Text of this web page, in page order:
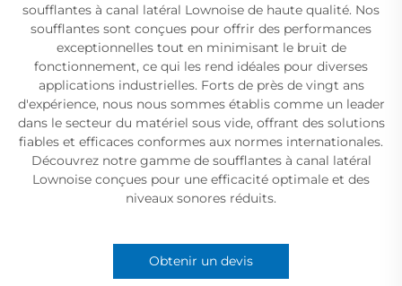
soufflantes à canal latéral Lownoise de haute qualité. Nos
soufflantes sont conçues pour offrir des performances
exceptionnelles tout en minimisant le bruit de
fonctionnement, ce qui les rend idéales pour diverses
applications industrielles. Forts de près de vingt ans
d'expérience, nous nous sommes établis comme un leader
dans le secteur du matériel sous vide, offrant des solutions
fiables et efficaces conformes aux normes internationales.
Découvrez notre gamme de soufflantes à canal latéral
Lownoise conçues pour une efficacité optimale et des
niveaux sonores réduits.
Obtenir un devis